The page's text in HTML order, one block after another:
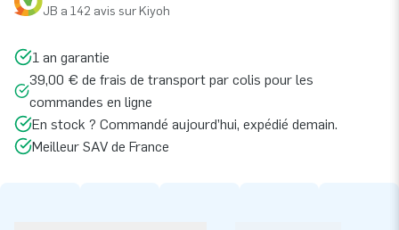
JB a 142 avis sur Kiyoh
1 an garantie
39,00 € de frais de transport par colis pour les
commandes en ligne
En stock ? Commandé aujourd’hui, expédié demain.
Meilleur SAV de France